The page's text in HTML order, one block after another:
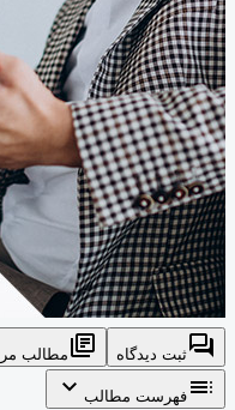
forumثبت دیدگاه library_books مطالب
toc فهرست مطالب expand_more